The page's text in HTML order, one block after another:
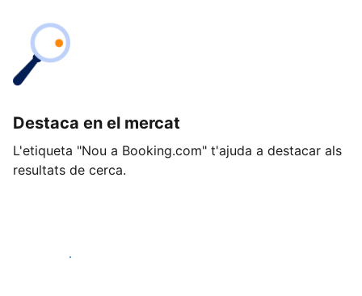
Destaca en el mercat
L'etiqueta "Nou a Booking.com" t'ajuda a destacar als
resultats de cerca.
Comença avui